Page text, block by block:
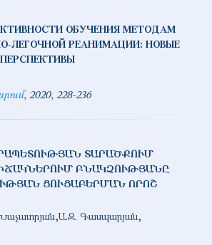
ОБУЧЕНИЯ МЕТОДАМ
ЛЕГОЧНОЙ РЕАНИМАЦИИ: НОВЫЕ
2020 228-236
ՏԱՐԱԾՔՈՒՄ
ԲՆԱԿՉՈՒԹՅԱՆԸ
ՑՈՒՑԱԲԵՐՄԱՆ ՈՐՈՇ
Ա.Զ. Գասպարյան